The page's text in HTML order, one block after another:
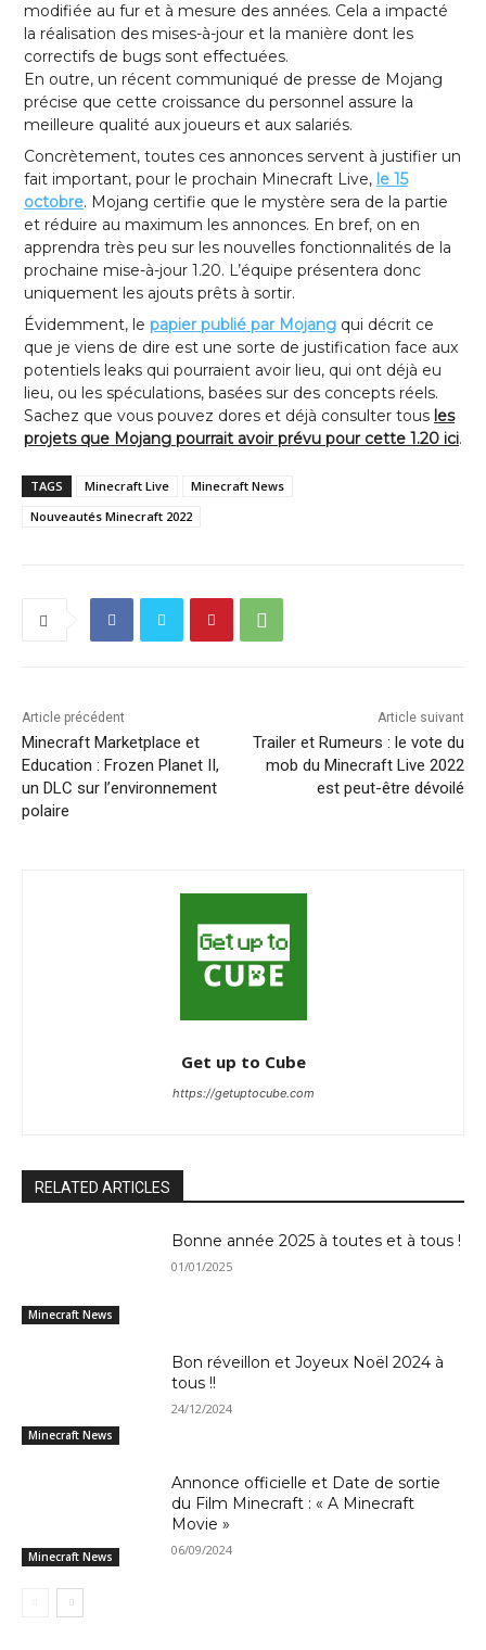
modifiée au fur et à mesure des années. Cela a impacté
la réalisation des mises-à-jour et la manière dont les
correctifs de bugs sont effectuées.
En outre, un récent communiqué de presse de Mojang
précise que cette croissance du personnel assure la
meilleure qualité aux joueurs et aux salariés.
Concrètement, toutes ces annonces servent à justifier un
fait important, pour le prochain Minecraft Live, le 15
octobre. Mojang certifie que le mystère sera de la partie
et réduire au maximum les annonces. En bref, on en
apprendra très peu sur les nouvelles fonctionnalités de la
prochaine mise-à-jour 1.20. L’équipe présentera donc
uniquement les ajouts prêts à sortir.
Évidemment, le papier publié par Mojang qui décrit ce
que je viens de dire est une sorte de justification face aux
potentiels leaks qui pourraient avoir lieu, qui ont déjà eu
lieu, ou les spéculations, basées sur des concepts réels.
Sachez que vous pouvez dores et déjà consulter tous les
projets que Mojang pourrait avoir prévu pour cette 1.20 ici.
TAGS Minecraft Live
Minecraft News
Nouveautés Minecraft 2022
Article précédent
Minecraft Marketplace et
Education : Frozen Planet II,
un DLC sur l’environnement
polaire
Article suivant
Trailer et Rumeurs : le vote du
mob du Minecraft Live 2022
est peut-être dévoilé
Get up to Cube
https://getuptocube.com
RELATED ARTICLES
Minecraft News
Bonne année 2025 à toutes et à tous !
01/01/2025
Minecraft News
Bon réveillon et Joyeux Noël 2024 à
tous !!
24/12/2024
Minecraft News
Annonce officielle et Date de sortie
du Film Minecraft : « A Minecraft
Movie »
06/09/2024